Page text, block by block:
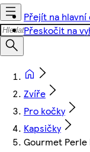
Přejít na hlavní
Přeskočit na
Zvíře
Pro kočky
Kapsičky
Gourmet